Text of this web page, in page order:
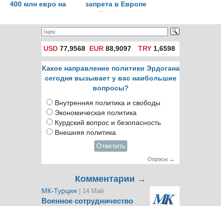
400 млн евро на
после
землетрясения
запрета в Европе
акций в поддержку
Палестины
USD 77,9568 EUR 88,9097 TRY1,6598
Какое направление политики Эрдогана
сегодня вызывает у вас наибольшие
вопросы?
Внутренняя политика и свободы
Экономическая политика
Курдский вопрос и безопасность
Внешняя политика
Ответить
Опросы →
Комментарии →
МК-Турция | 14 Май
Военное сотрудничество